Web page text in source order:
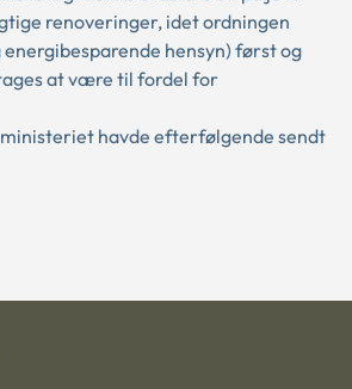
renoveringer, idet ordningen
hensyn) først og
at være til fordel for
havde efterfølgende sendt